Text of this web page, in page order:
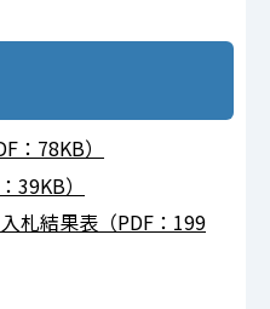
：78KB）
39KB）
札結果表（PDF：199